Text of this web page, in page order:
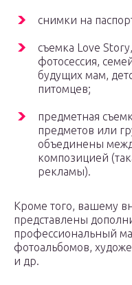
снимки на
съемка Love
фотосессия,
будущих мам,
питомцев;
предметная
предметов или
объединены
композицией
рекламы).
Кроме того, вашему
представлены
профессиональный
фотоальбомов,
и др.